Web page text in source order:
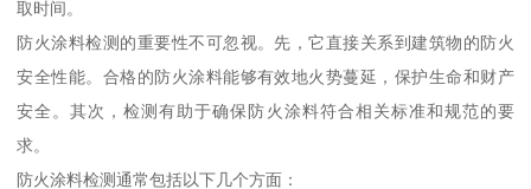
取时间。
防火涂料检测的重要性不可忽视。先，它直接关系到建筑物的防火
安全性能。合格的防火涂料能够有效地火势蔓延，保护生命和财产
安全。其次，检测有助于确保防火涂料符合相关标准和规范的要
求。
防火涂料检测通常包括以下几个方面：